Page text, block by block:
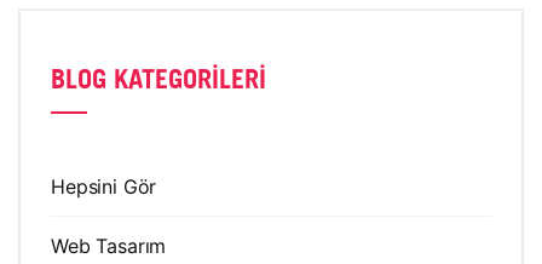
BLOG KATEGORILERI
Hepsini Gör
Web Tasarım